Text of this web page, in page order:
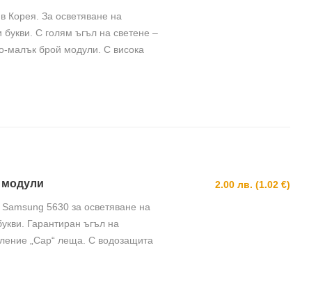
Корея. За осветяване на
С голям ъгъл на светене –
малък брой модули. С висока
модули
5630 за осветяване на
Гарантиран ъгъл на
„Cap“ леща. С водозащита
2.00 лв. (1.02 €)